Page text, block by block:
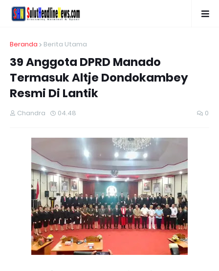
Beranda Berita Utama
39 Anggota DPRD Manado
Termasuk Altje Dondokambey
Resmi Di Lantik
Chandra 04.48 0